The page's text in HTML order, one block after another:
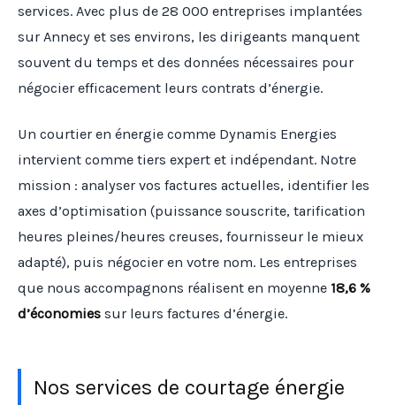
services. Avec plus de 28 000 entreprises implantées
sur Annecy et ses environs, les dirigeants manquent
souvent du temps et des données nécessaires pour
négocier efficacement leurs contrats d’énergie.
Un courtier en énergie comme Dynamis Energies
intervient comme tiers expert et indépendant. Notre
mission : analyser vos factures actuelles, identifier les
axes d’optimisation (puissance souscrite, tarification
heures pleines/heures creuses, fournisseur le mieux
adapté), puis négocier en votre nom. Les entreprises
que nous accompagnons réalisent en moyenne 18,6 %
d’économies sur leurs factures d’énergie.
Nos services de courtage énergie